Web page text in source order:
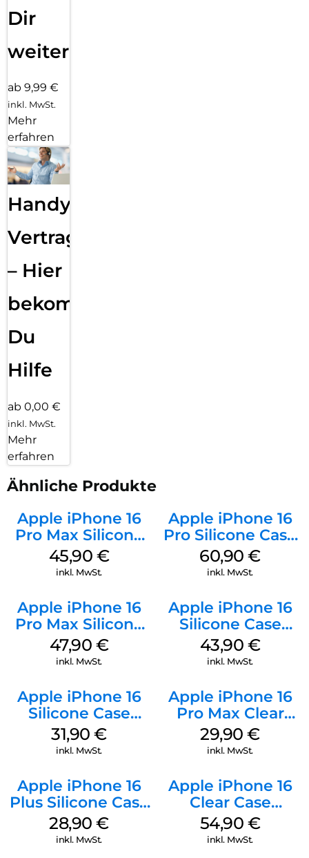
Dir
weiter
ab 9,99 €
inkl. MwSt.
Mehr
erfahren
Handy
Vertragsabwicklung
– Hier
bekommst
Du
Hilfe
ab 0,00 €
inkl. MwSt.
Mehr
erfahren
Ähnliche Produkte
Apple iPhone 16
Pro Max Silicone
Case MagSafe
Ultramarine
45,90 €
inkl. MwSt.
Apple iPhone 16
Pro Silicone Case
MagSafe Stone
Gray
60,90€
inkl. MwSt.
Apple iPhone 16
Pro Max Silicone
Case MagSafe
Black
47,90 €
inkl. MwSt.
Apple iPhone 16
Silicone Case
MagSafe Plum
43,90 €
inkl. MwSt.
Apple iPhone 16
Silicone Case
MagSafe Fuchsia
31,90€
inkl. MwSt.
Apple iPhone 16
Pro Max Clear
Case MagSafe
Transparent
29,90€
inkl. MwSt.
Apple iPhone 16
Plus Silicone Case
MagSafe Black
28,90€
inkl. MwSt.
Apple iPhone 16
Clear Case
MagSafe
Transparent
54,90 €
inkl. MwSt.